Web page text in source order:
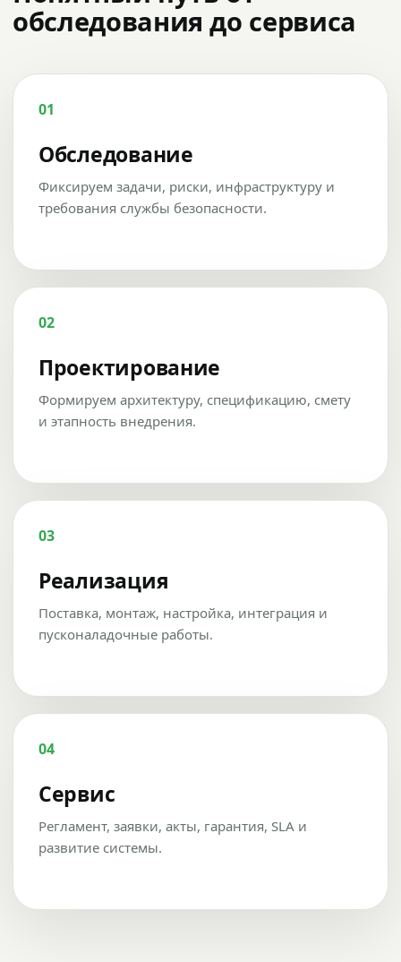
обследования до сервиса
01
Обследование
Фиксируем задачи, риски, инфраструктуру и
требования службы безопасности.
02
Проектирование
Формируем архитектуру, спецификацию, смету
и этапность внедрения.
03
Реализация
Поставка, монтаж, настройка, интеграция и
пусконаладочные работы.
04
Сервис
Регламент, заявки, акты, гарантия, SLA и
развитие системы.